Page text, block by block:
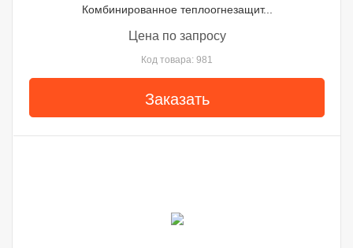
Комбинированное теплоогнезащит...
Цена по запросу
Код товара: 981
Заказать